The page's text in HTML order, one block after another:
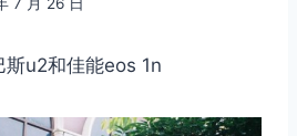
斯u2和佳能eos 1n